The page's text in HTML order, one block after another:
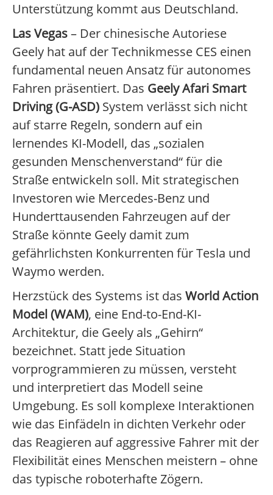
Unterstützung kommt aus Deutschland.
Las Vegas– Der chinesische Autoriese
Geely hat auf der Technikmesse CES einen
fundamental neuen Ansatz für autonomes
Fahren präsentiert. Das Geely Afari Smart
Driving (G-ASD) System verlässt sich nicht
auf starre Regeln, sondern auf ein
lernendes KI-Modell, das „sozialen
gesunden Menschenverstand“ für die
Straße entwickeln soll. Mit strategischen
Investoren wie Mercedes-Benz und
Hunderttausenden Fahrzeugen auf der
Straße könnte Geely damit zum
gefährlichsten Konkurrenten für Tesla und
Waymo werden.
Herzstück des Systems ist das World Action
Model (WAM), eine End-to-End-KI-
Architektur, die Geely als „Gehirn“
bezeichnet. Statt jede Situation
vorprogrammieren zu müssen, versteht
und interpretiert das Modell seine
Umgebung. Es soll komplexe Interaktionen
wie das Einfädeln in dichten Verkehr oder
das Reagieren auf aggressive Fahrer mit der
Flexibilität eines Menschen meistern – ohne
das typische roboterhafte Zögern.